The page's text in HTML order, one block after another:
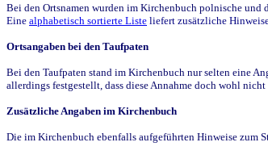
Bei den Ortsnamen wurden im Kirchenbuch polnische und
Eine alphabetisch sortierte Liste liefert zusätzliche
Ortsangaben bei den Taufpaten
Bei den Taufpaten stand im Kirchenbuch nur selten eine
allerdings festgestellt, dass diese Annahme doch wohl
Zusätzliche Angaben im Kirchenbuch
Die im Kirchenbuch ebenfalls aufgeführten Hinweise zum